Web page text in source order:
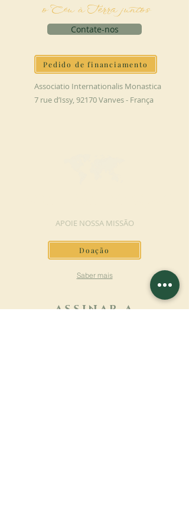
o Céu à Terra juntos
Contate-nos
Pedido de financiamento
Associatio Internationalis Monastica
7 rue d’Issy, 92170 Vanves - França
APOIE NOSSA MISSÃO
Doação
Saber mais
ASSINAR A